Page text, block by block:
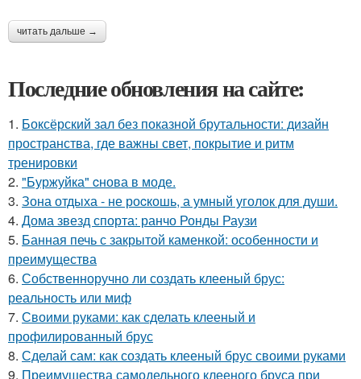
читать дальше →
Последние обновления на сайте:
1. Боксёрский зал без показной брутальности: дизайн
пространства, где важны свет, покрытие и ритм
тренировки
2. "Буржуйка" cнова в моде.
3. Зона отдыха - не роcкошь, а умный уголок для души.
4. Дома звезд спорта: ранчо Ронды Раузи
5. Банная печь с закрытой каменкой: особенности и
преимущества
6. Собственноручно ли создать клееный брус:
реальность или миф
7. Своими руками: как сделать клееный и
профилированный брус
8. Сделай сам: как создать клееный брус своими руками
9. Преимущества самодельного клееного бруса при